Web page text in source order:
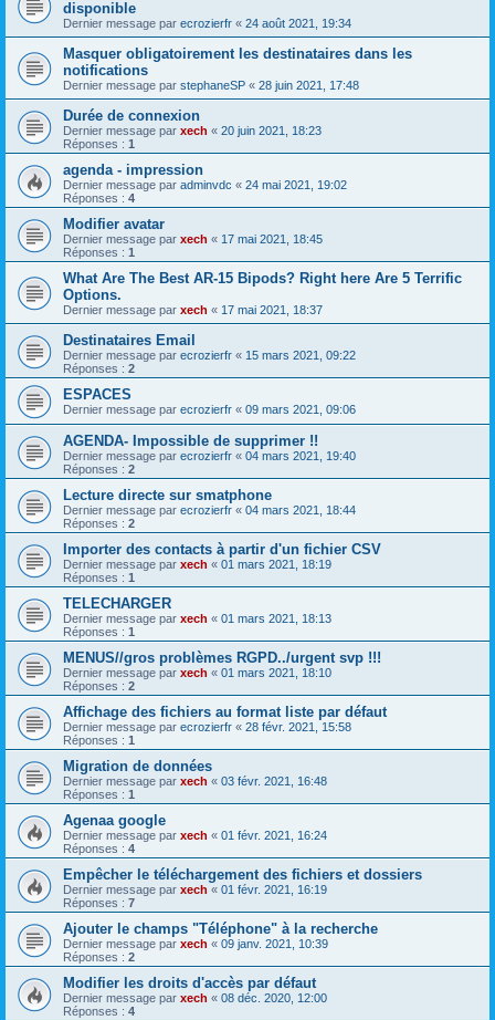
disponible
Dernier message par ecrozierfr « 24 août 2021, 19:34
Masquer obligatoirement les destinataires dans les
notifications
Dernier message par stephaneSP « 28 juin 2021, 17:48
Durée de connexion
Dernier message par xech « 20 juin 2021, 18:23
Réponses : 1
agenda - impression
Dernier message par adminvdc « 24 mai 2021, 19:02
Réponses : 4
Modifier avatar
Dernier message par xech « 17 mai 2021, 18:45
Réponses : 1
What Are The Best AR-15 Bipods? Right here Are 5 Terrific
Options.
Dernier message par xech « 17 mai 2021, 18:37
Destinataires Email
Dernier message par ecrozierfr « 15 mars 2021, 09:22
Réponses : 2
ESPACES
Dernier message par ecrozierfr « 09 mars 2021, 09:06
AGENDA- Impossible de supprimer !!
Dernier message par ecrozierfr « 04 mars 2021, 19:40
Réponses : 2
Lecture directe sur smatphone
Dernier message par ecrozierfr « 04 mars 2021, 18:44
Réponses : 2
Importer des contacts à partir d'un fichier CSV
Dernier message par xech « 01 mars 2021, 18:19
Réponses : 1
TELECHARGER
Dernier message par xech « 01 mars 2021, 18:13
Réponses : 1
MENUS//gros problèmes RGPD../urgent svp !!!
Dernier message par xech « 01 mars 2021, 18:10
Réponses : 2
Affichage des fichiers au format liste par défaut
Dernier message par ecrozierfr « 28 févr. 2021, 15:58
Réponses : 1
Migration de données
Dernier message par xech « 03 févr. 2021, 16:48
Réponses : 1
Agenaa google
Dernier message par xech « 01 févr. 2021, 16:24
Réponses : 4
Empêcher le téléchargement des fichiers et dossiers
Dernier message par xech « 01 févr. 2021, 16:19
Réponses : 7
Ajouter le champs "Téléphone" à la recherche
Dernier message par xech « 09 janv. 2021, 10:39
Réponses : 2
Modifier les droits d'accès par défaut
Dernier message par xech « 08 déc. 2020, 12:00
Réponses : 4